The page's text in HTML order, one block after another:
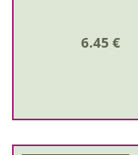
6.45 €